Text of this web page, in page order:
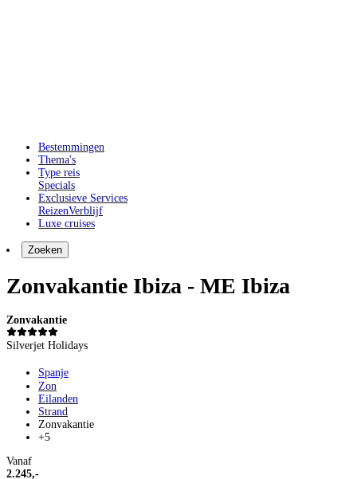
Bestemmingen
Thema's
Type reis
Specials
Exclusieve Services
ReizenVerblijf
Luxe cruises
Zoeken
Zonvakantie Ibiza - ME Ibiza
Zonvakantie
Silverjet Holidays
Spanje
Zon
Eilanden
Strand
Zonvakantie
+5
Vanaf
2.245,-